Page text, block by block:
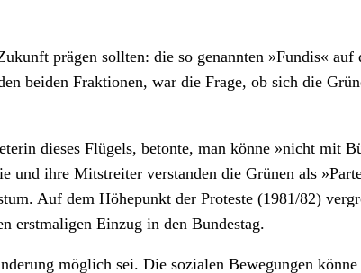
prägen sollten: die so genannten »Fundis« auf
beiden Fraktionen, war die Frage, ob sich die
dieses Flügels, betonte, man könne »nicht mit
und ihre Mitstreiter verstanden die Grünen als
Auf dem Höhepunkt der Proteste (1981/82)
erstmaligen Einzug in den Bundestag.
möglich sei. Die sozialen Bewegungen